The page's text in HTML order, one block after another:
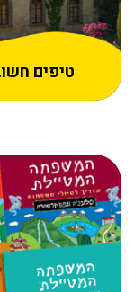
טיפים